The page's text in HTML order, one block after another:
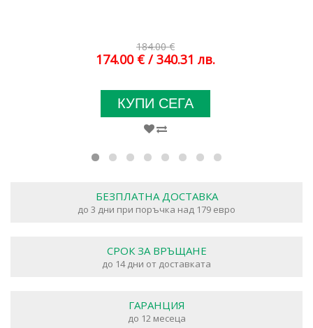
184.00 €
174.00 € / 340.31 лв.
КУПИ СЕГА
БЕЗПЛАТНА ДОСТАВКА
до 3 дни при поръчка над 179 евро
СРОК ЗА ВРЪЩАНЕ
до 14 дни от доставката
ГАРАНЦИЯ
до 12 месеца